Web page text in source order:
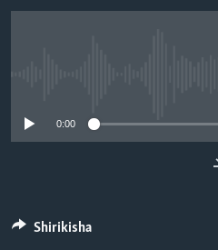
0:00
Shirikisha